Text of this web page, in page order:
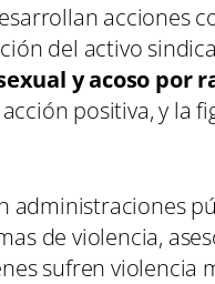
acciones
del activo
y acoso por
positiva, y la
administraciones
de violencia,
sufren violencia